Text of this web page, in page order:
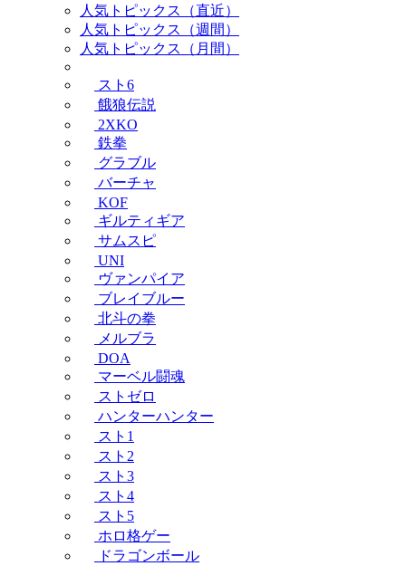
人気トピックス（直近）
人気トピックス（週間）
人気トピックス（月間）
スト6
餓狼伝説
2XKO
鉄拳
グラブル
バーチャ
KOF
ギルティギア
サムスピ
UNI
ヴァンパイア
ブレイブルー
北斗の拳
メルブラ
DOA
マーベル闘魂
ストゼロ
ハンターハンター
スト1
スト2
スト3
スト4
スト5
ホロ格ゲー
ドラゴンボール